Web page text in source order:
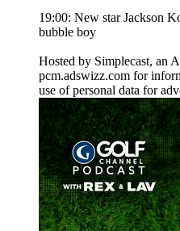
19:00: New star Jackson
bubble boy
Hosted by Simplecast, an
pcm.adswizz.com for
use of personal data for